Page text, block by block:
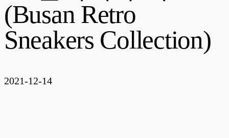
(Busan Retro
Sneakers Collection)
2021-12-14